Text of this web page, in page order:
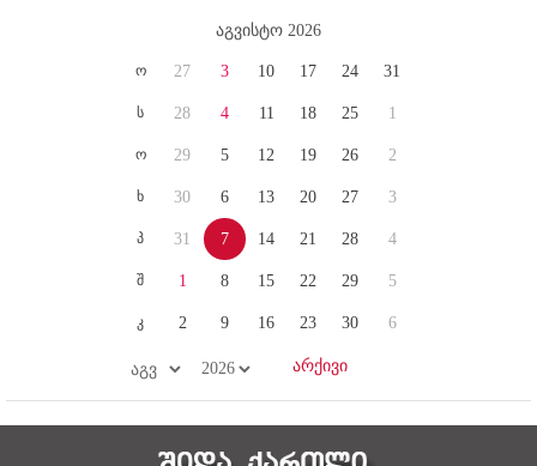
აგვისტო 2026
ო
ს
ო
ხ
პ
შ
კ
27
28
29
30
31
1
2
3
4
5
6
7
8
9
10
11
12
13
14
15
16
17
18
19
20
21
22
23
24
25
26
27
28
29
30
31
1
2
3
4
5
6